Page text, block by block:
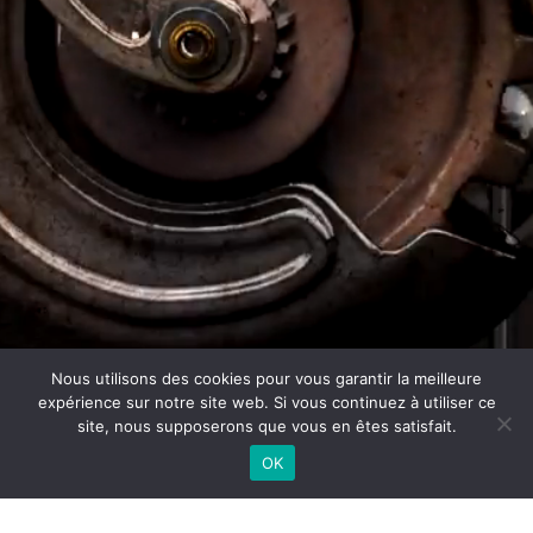
Nous utilisons des cookies pour vous garantir la meilleure
expérience sur notre site web. Si vous continuez à utiliser ce
site, nous supposerons que vous en êtes satisfait.
OK